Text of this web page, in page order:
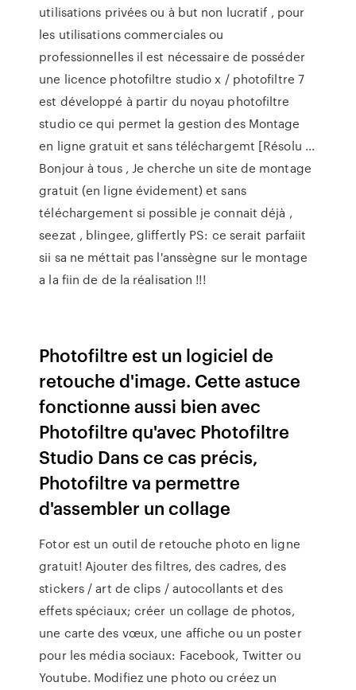
utilisations privées ou à but non lucratif , pour
les utilisations commerciales ou
professionnelles il est nécessaire de posséder
une licence photofiltre studio x / photofiltre 7
est développé à partir du noyau photofiltre
studio ce qui permet la gestion des Montage
en ligne gratuit et sans téléchargemt [Résolu ...
Bonjour à tous , Je cherche un site de montage
gratuit (en ligne évidement) et sans
téléchargement si possible je connait déjà ,
seezat , blingee, gliffertly PS: ce serait parfaiit
sii sa ne méttait pas l'anssègne sur le montage
a la fiin de de la réalisation !!!
Photofiltre est un logiciel de
retouche d'image. Cette astuce
fonctionne aussi bien avec
Photofiltre qu'avec Photofiltre
Studio Dans ce cas précis,
Photofiltre va permettre
d'assembler un collage
Fotor est un outil de retouche photo en ligne
gratuit! Ajouter des filtres, des cadres, des
stickers / art de clips / autocollants et des
effets spéciaux; créer un collage de photos,
une carte des vœux, une affiche ou un poster
pour les média sociaux: Facebook, Twitter ou
Youtube. Modifiez une photo ou créez un